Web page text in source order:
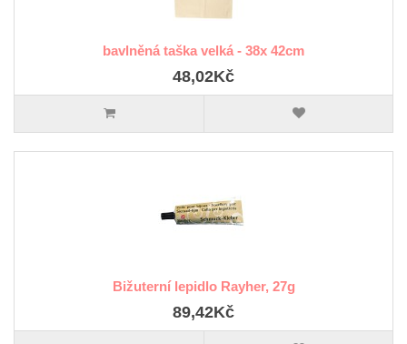
bavlněná taška velká - 38x 42cm
48,02Kč
Bižuterní lepidlo Rayher, 27g
89,42Kč